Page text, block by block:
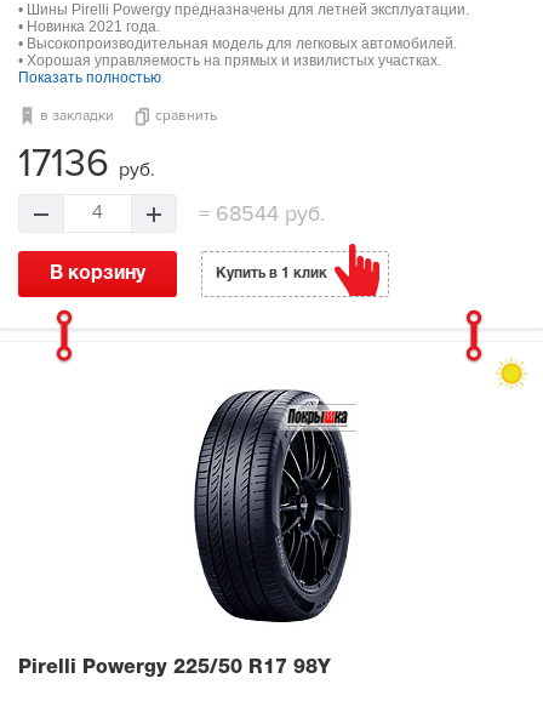
• Шины Pirelli Powergy предназначены для летней эксплуатации.
• Новинка 2021 года.
• Высокопроизводительная модель для легковых автомобилей.
• Хорошая управляемость на прямых и извилистых участках.
Показать полностью
в закладки сравнить
17136 руб.
4 =68544 руб.
В корзину Купить в 1 клик
Pirelli Powergy 225/50 R17 98Y